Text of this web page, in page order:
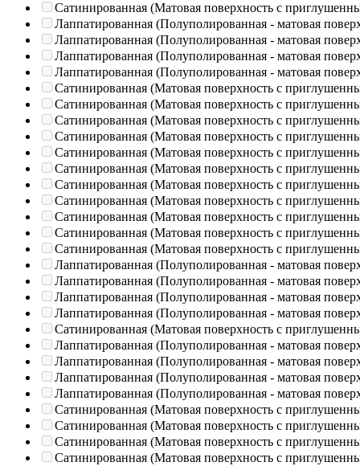
Сатинированная (Матовая поверхность с
Лаппатированная (Полуполированная - матовая
Лаппатированная (Полуполированная - матовая
Лаппатированная (Полуполированная - матовая
Лаппатированная (Полуполированная - матовая
Сатинированная (Матовая поверхность с
Сатинированная (Матовая поверхность с
Сатинированная (Матовая поверхность с
Сатинированная (Матовая поверхность с
Сатинированная (Матовая поверхность с
Сатинированная (Матовая поверхность с
Сатинированная (Матовая поверхность с
Сатинированная (Матовая поверхность с
Сатинированная (Матовая поверхность с
Сатинированная (Матовая поверхность с
Сатинированная (Матовая поверхность с
Лаппатированная (Полуполированная - матовая
Лаппатированная (Полуполированная - матовая
Лаппатированная (Полуполированная - матовая
Лаппатированная (Полуполированная - матовая
Сатинированная (Матовая поверхность с
Лаппатированная (Полуполированная - матовая
Лаппатированная (Полуполированная - матовая
Лаппатированная (Полуполированная - матовая
Лаппатированная (Полуполированная - матовая
Сатинированная (Матовая поверхность с
Сатинированная (Матовая поверхность с
Сатинированная (Матовая поверхность с
Сатинированная (Матовая поверхность с